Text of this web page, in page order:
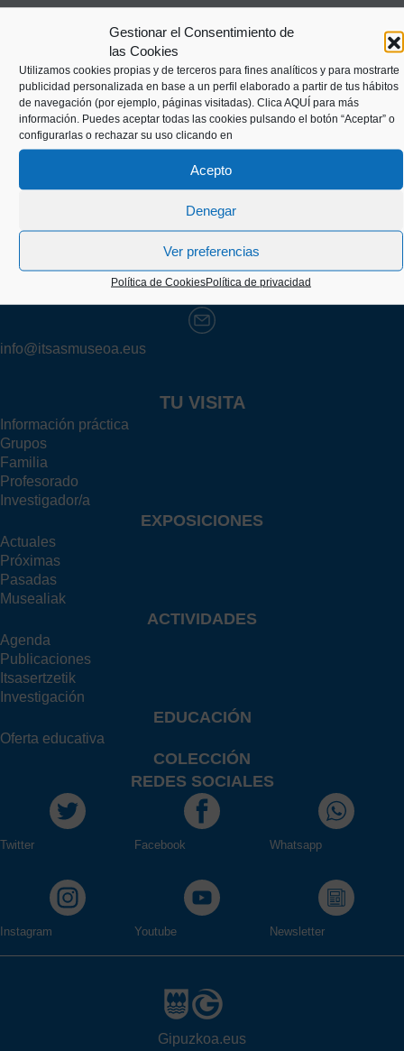
Gestionar el Consentimiento de
las Cookies
Utilizamos cookies propias y de terceros para fines analíticos y para mostrarte
publicidad personalizada en base a un perfil elaborado a partir de tus hábitos
de navegación (por ejemplo, páginas visitadas). Clica AQUÍ para más
información. Puedes aceptar todas las cookies pulsando el botón “Aceptar” o
configurarlas o rechazar su uso clicando en
Acepto
Denegar
Ver preferencias
Política de CookiesPolítica de privacidad
Kaiko pasealekua, 24
info@itsasmuseoa.eus
TU VISITA
Información práctica
Grupos
Familia
Profesorado
Investigador/a
EXPOSICIONES
Actuales
Próximas
Pasadas
Musealiak
ACTIVIDADES
Agenda
Publicaciones
Itsasertzetik
Investigación
EDUCACIÓN
Oferta educativa
COLECCIÓN
REDES SOCIALES
Twitter Facebook Whatsapp
Instagram Youtube Newsletter
Gipuzkoa.eus